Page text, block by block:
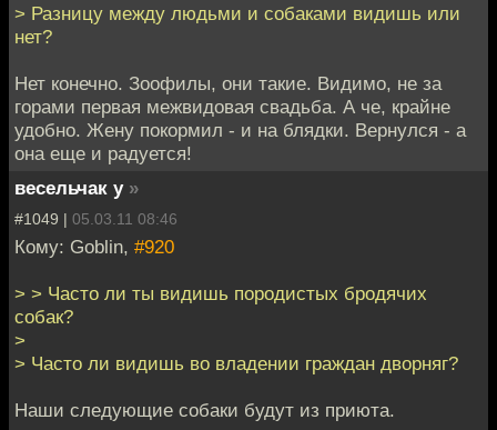
> Разницу между людьми и собаками видишь или
нет?
Нет конечно. Зоофилы, они такие. Видимо, не за
горами первая межвидовая свадьба. А че, крайне
удобно. Жену покормил - и на блядки. Вернулся - а
она еще и радуется!
весельчак у »
#1049 | 05.03.11 08:46
Кому: Goblin, #920
> > Часто ли ты видишь породистых бродячих
собак?
>
> Часто ли видишь во владении граждан дворняг?
Наши следующие собаки будут из приюта.